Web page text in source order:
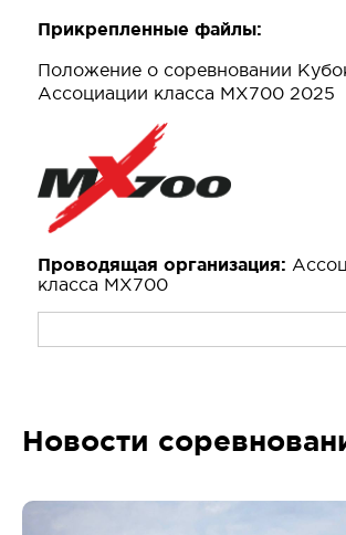
Прикрепленные файлы:
Положение о соревновании
Ассоциации класса МХ700 2025
Проводящая организация:
класса МХ700
Новости